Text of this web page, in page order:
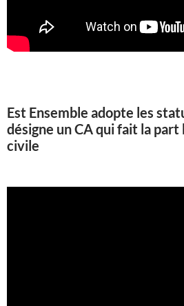
Est Ensemble adopte les
désigne un CA qui fait la part
civile